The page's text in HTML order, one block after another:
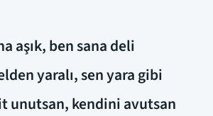
aşık, ben sana deli
yaralı, sen yara gibi
unutsan, kendini avutsan